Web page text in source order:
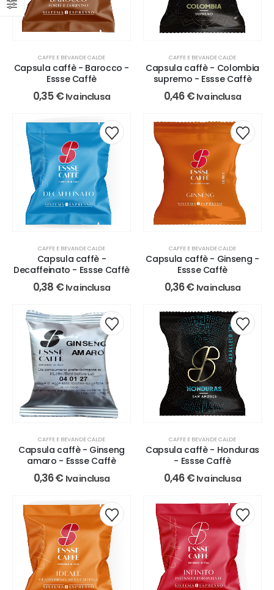
CAFFE E BEVANDE CALDE
Capsula caffè - Barocco -
Essse Caffè
0,35€ Iva inclusa
CAFFE E BEVANDE CALDE
Capsula caffè - Colombia
supremo - Essse Caffè
0,46€ Iva inclusa
CAFFE E BEVANDE CALDE
Capsula caffè -
Decaffeinato - Essse Caffè
0,38 € Iva inclusa
CAFFE E BEVANDE CALDE
Capsula caffè - Ginseng -
Essse Caffè
0,36€ Iva inclusa
CAFFE E BEVANDE CALDE
Capsula caffè - Ginseng
amaro - Essse Caffè
0,36€ Iva inclusa
CAFFE E BEVANDE CALDE
Capsula caffè - Honduras
- Essse Caffè
0,46€ Iva inclusa